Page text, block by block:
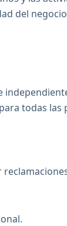
del
todas las